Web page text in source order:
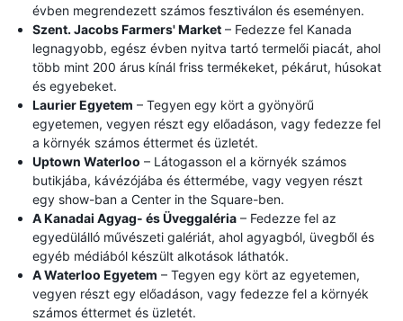
évben megrendezett számos fesztiválon és eseményen.
Szent. Jacobs Farmers' Market – Fedezze fel Kanada
legnagyobb, egész évben nyitva tartó termelői piacát, ahol
több mint 200 árus kínál friss termékeket, pékárut, húsokat
és egyebeket.
Laurier Egyetem – Tegyen egy kört a gyönyörű
egyetemen, vegyen részt egy előadáson, vagy fedezze fel
a környék számos éttermet és üzletét.
Uptown Waterloo – Látogasson el a környék számos
butikjába, kávézójába és éttermébe, vagy vegyen részt
egy show-ban a Center in the Square-ben.
A Kanadai Agyag- és Üveggaléria – Fedezze fel az
egyedülálló művészeti galériát, ahol agyagból, üvegből és
egyéb médiából készült alkotások láthatók.
A Waterloo Egyetem – Tegyen egy kört az egyetemen,
vegyen részt egy előadáson, vagy fedezze fel a környék
számos éttermet és üzletét.